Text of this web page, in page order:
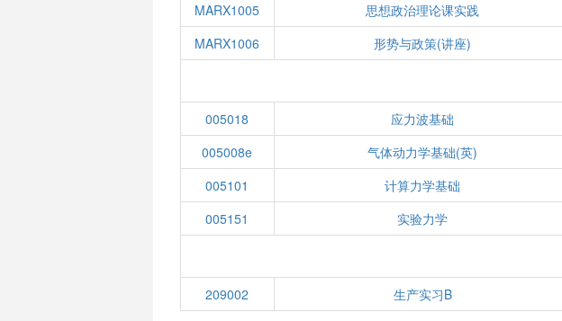
MARX1005
思想政治理论课实践
MARX1006
形势与政策(讲座)
005018 应力波基础
005008e
气体动力学基础(英)
005101
计算力学基础
005151
实验力学
209002 生产实习B